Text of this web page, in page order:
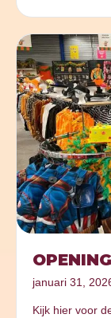
januari 31,
Kijk hier voor